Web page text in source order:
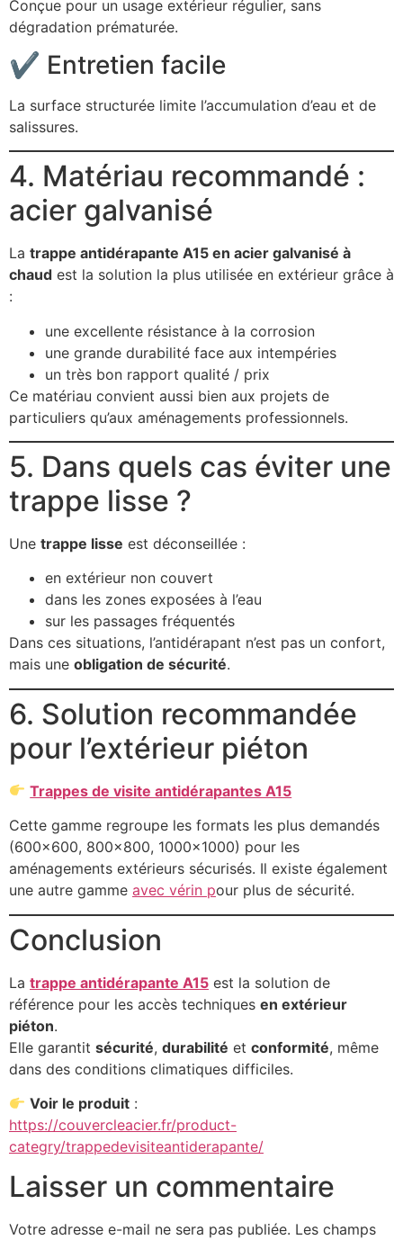
Conçue pour un usage extérieur régulier, sans
dégradation prématurée.
✔ Entretien facile
La surface structurée limite l’accumulation d’eau et de
salissures.
4. Matériau recommandé :
acier galvanisé
La trappe antidérapante A15 en acier galvanisé à
chaud est la solution la plus utilisée en extérieur grâce à
:
une excellente résistance à la corrosion
une grande durabilité face aux intempéries
un très bon rapport qualité / prix
Ce matériau convient aussi bien aux projets de
particuliers qu’aux aménagements professionnels.
5. Dans quels cas éviter une
trappe lisse ?
Une trappe lisse est déconseillée :
en extérieur non couvert
dans les zones exposées à l’eau
sur les passages fréquentés
Dans ces situations, l’antidérapant n’est pas un confort,
mais une obligation de sécurité.
6. Solution recommandée
pour l’extérieur piéton
Trappes de visite antidérapantes A15
Cette gamme regroupe les formats les plus demandés
(600×600, 800×800, 1000×1000) pour les
aménagements extérieurs sécurisés. Il existe également
une autre gamme avec vérin pour plus de sécurité.
Conclusion
La trappe antidérapante A15 est la solution de
référence pour les accès techniques en extérieur
piéton.
Elle garantit sécurité, durabilité et conformité, même
dans des conditions climatiques difficiles.
Voir le produit :
https://couvercleacier.fr/product-
categry/trappedevisiteantiderapante/
Laisser un commentaire
Votre adresse e-mail ne sera pas publiée. Les champs